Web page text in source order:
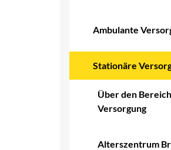
Ambulante
Stationäre
Über den
Versorgung
Alterszentrum